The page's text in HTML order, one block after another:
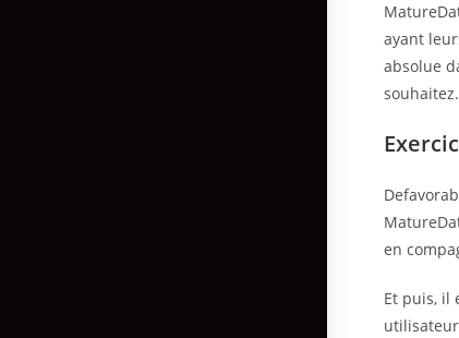
ayant
absolue
souhaitez.
en
Et puis, il